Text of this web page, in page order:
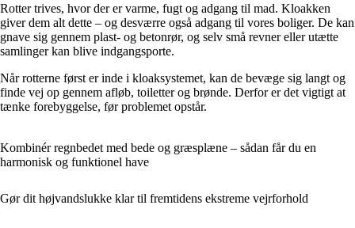
Rotter trives, hvor der er varme, fugt og adgang til mad. Kloakken
giver dem alt dette – og desværre også adgang til vores boliger. De kan
gnave sig gennem plast- og betonrør, og selv små revner eller utætte
samlinger kan blive indgangsporte.
Når rotterne først er inde i kloaksystemet, kan de bevæge sig langt og
finde vej op gennem afløb, toiletter og brønde. Derfor er det vigtigt at
tænke forebyggelse, før problemet opstår.
Kombinér regnbedet med bede og græsplæne – sådan får du en
harmonisk og funktionel have
Gør dit højvandslukke klar til fremtidens ekstreme vejrforhold